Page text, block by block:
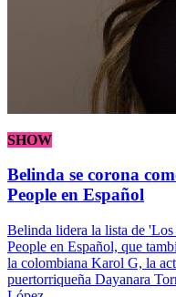
SHOW
Belinda se corona
People en Español
Belinda lidera la lista de
People en Español, que
la colombiana Karol G, la
puertorriqueña Dayanara